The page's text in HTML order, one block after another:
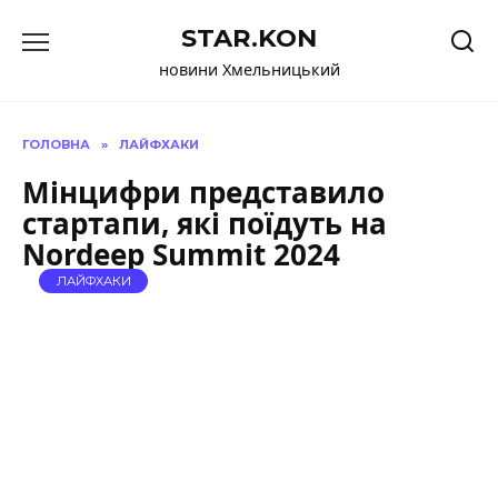
до
STAR.KON
новини Хмельницький
ГОЛОВНА » ЛАЙФХАКИ
Мінцифри представило
стартапи, які поїдуть на
Nordeep Summit 2024
ЛАЙФХАКИ